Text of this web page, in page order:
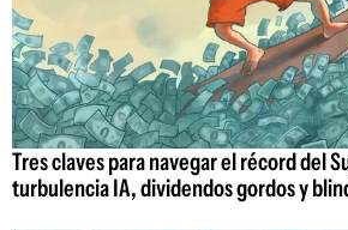
Tres claves para navegar el récord del
turbulencia IA, dividendos gordos y